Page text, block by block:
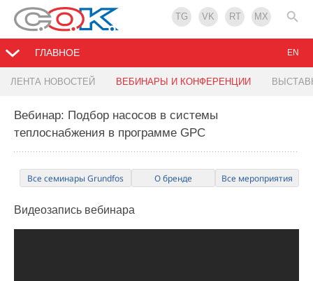
TG VK RT MX
ГЛАВНОЕ
ЛЕНТА НОВОСТЕЙ ВЕБИНАРЫ И КОНФЕРЕНЦИИ
EN
Вебинар: Подбор насосов в системы
теплоснабжения в программе GPC
Все семинары Grundfos О бренде Все мероприятия
Видеозапись вебинара